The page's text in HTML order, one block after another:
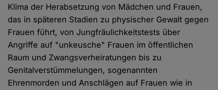
Klima der Herabsetzung von Mädchen und Frauen,
das in späteren Stadien zu physischer Gewalt gegen
Frauen führt, von Jungfräulichkeitstests über
Angriffe auf "unkeusche" Frauen im öffentlichen
Raum und Zwangsverheiratungen bis zu
Genitalverstümmelungen, sogenannten
Ehrenmorden und Anschlägen auf Frauen wie in